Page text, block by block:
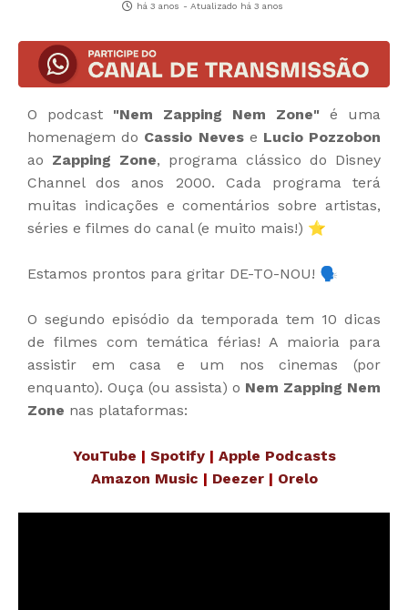
há 3 anos - Atualizado há 3 anos
O podcast "Nem Zapping Nem Zone" é uma
homenagem do Cassio Nevese Lucio Pozzobon
ao Zapping Zone, programa clássico do Disney
Channel dos anos 2000. Cada programa terá
muitas indicações e comentários sobre artistas,
séries e filmes do canal (e muito mais!) ⭐
Estamos prontos para gritar DE-TO-NOU! 🗣️
O segundo episódio da temporada tem 10 dicas
de filmes com temática férias! A maioria para
assistir em casa e um nos cinemas (por
enquanto). Ouça (ou assista) o Nem Zapping Nem
Zone nas plataformas:
YouTube | Spotify| Apple Podcasts
Amazon Music | Deezer| Orelo